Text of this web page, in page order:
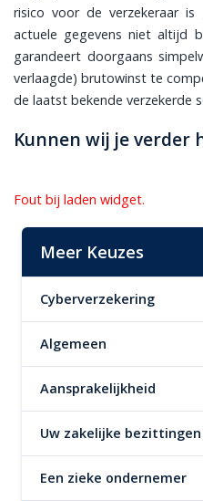
risico voor de verzekeraar
actuele gegevens niet altijd
garandeert doorgaans
verlaagde) brutowinst te
de laatst bekende verzekerde
Kunnen wij je verder
Fout bij laden widget.
Meer Keuzes
Cyberverzekering
Algemeen
Aansprakelijkheid
Uw zakelijke bezittingen
Een zieke ondernemer